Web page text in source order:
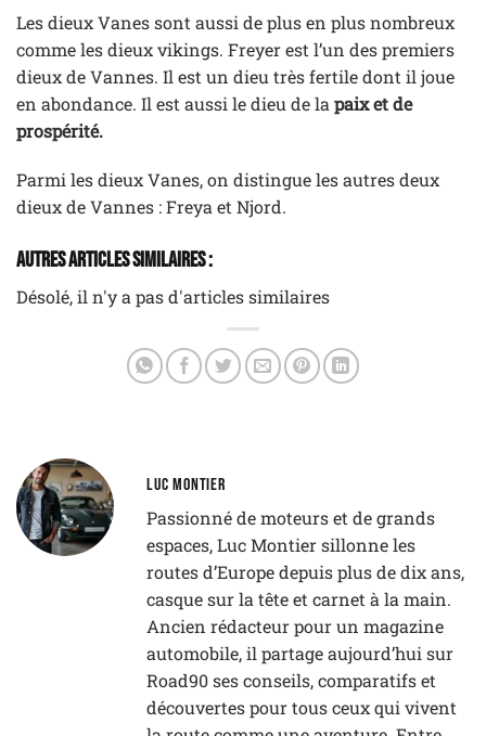
Les dieux Vanes sont aussi de plus en plus nombreux
comme les dieux vikings. Freyer est l’un des premiers
dieux de Vannes. Il est un dieu très fertile dont il joue
en abondance. Il est aussi le dieu de la paix et de
prospérité.
Parmi les dieux Vanes, on distingue les autres deux
dieux de Vannes : Freya et Njord.
Autres Articles Similaires :
Désolé, il n'y a pas d'articles similaires
LUC MONTIER
Passionné de moteurs et de grands
espaces, Luc Montier sillonne les
routes d’Europe depuis plus de dix ans,
casque sur la tête et carnet à la main.
Ancien rédacteur pour un magazine
automobile, il partage aujourd’hui sur
Road90 ses conseils, comparatifs et
découvertes pour tous ceux qui vivent